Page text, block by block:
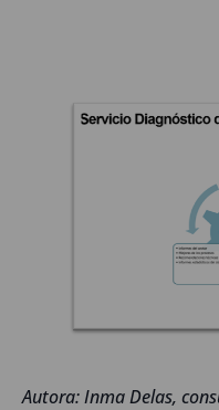
Autora: Inma Delas,